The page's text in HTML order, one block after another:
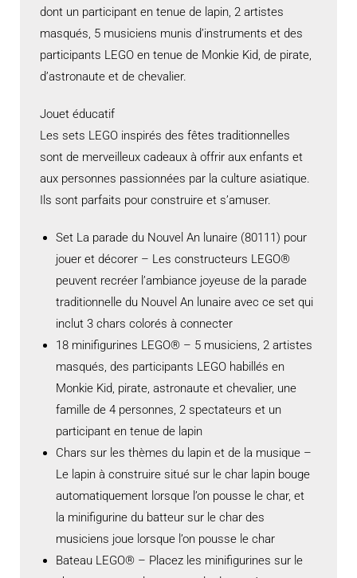
dont un participant en tenue de lapin, 2 artistes
masqués, 5 musiciens munis d’instruments et des
participants LEGO en tenue de Monkie Kid, de pirate,
d’astronaute et de chevalier.
Jouet éducatif
Les sets LEGO inspirés des fêtes traditionnelles
sont de merveilleux cadeaux à offrir aux enfants et
aux personnes passionnées par la culture asiatique.
Ils sont parfaits pour construire et s’amuser.
Set La parade du Nouvel An lunaire (80111) pour
jouer et décorer – Les constructeurs LEGO®
peuvent recréer l’ambiance joyeuse de la parade
traditionnelle du Nouvel An lunaire avec ce set qui
inclut 3 chars colorés à connecter
18 minifigurines LEGO® – 5 musiciens, 2 artistes
masqués, des participants LEGO habillés en
Monkie Kid, pirate, astronaute et chevalier, une
famille de 4 personnes, 2 spectateurs et un
participant en tenue de lapin
Chars sur les thèmes du lapin et de la musique –
Le lapin à construire situé sur le char lapin bouge
automatiquement lorsque l’on pousse le char, et
la minifigurine du batteur sur le char des
musiciens joue lorsque l’on pousse le char
Bateau LEGO® – Placez les minifigurines sur le